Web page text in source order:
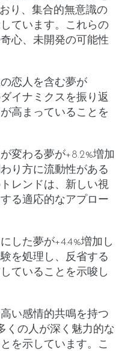
り、集合的無意識の
ています。これらの
心、未開発の可能性
の恋人を含む夢が
イナミクスを振り返
高まっていることを
が変わる夢が+8.2%増加
り方に流動性がある
レンドは、新しい視
る適応的なアプロー
した夢が+4.4%増加し
を処理し、反省する
ていることを示唆し
高い感情的共鳴を持つ
くの人が深く魅力的な
を示しています。こ